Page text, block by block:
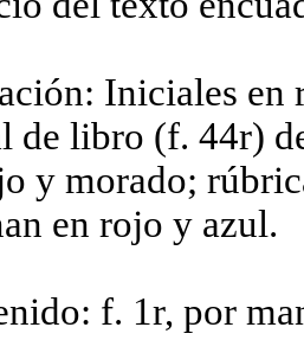
Iniciales en
de libro (f. 44r)
y morado;
en rojo y azul.
f. 1r, por